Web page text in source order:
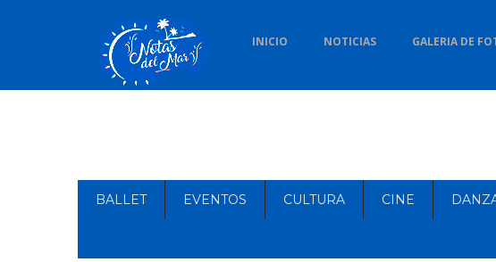
INICIO NOTICIAS GALERIA DE
BALLET EVENTOS CULTURA CINE